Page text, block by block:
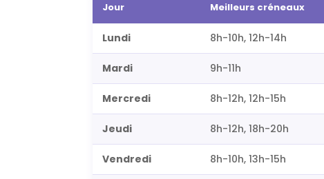
Jour Meilleurs créneaux
Lundi 8h-10h, 12h-14h
Mardi 9h-11h
Mercredi 8h-12h, 12h-15h
Jeudi 8h-12h, 18h-20h
Vendredi 8h-10h, 13h-15h